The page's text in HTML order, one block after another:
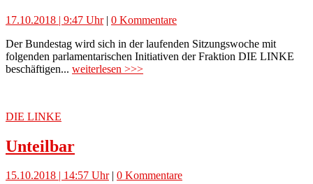
17.10.2018 | 9:47 Uhr| 0 Kommentare
Der Bundestag wird sich in der laufenden Sitzungswoche mit
folgenden parlamentarischen Initiativen der Fraktion DIE LINKE
beschäftigen... weiterlesen >>>
DIE LINKE
Unteilbar
15.10.2018 | 14:57 Uhr| 0 Kommentare